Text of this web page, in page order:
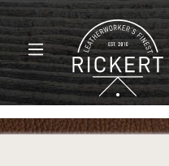
Zum Hauptinhalt springen